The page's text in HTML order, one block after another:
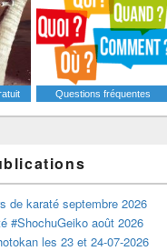
Questions fréquentes
de karaté septembre 2026
#ShochuGeiko août 2026
les 23 et 24-07-2026